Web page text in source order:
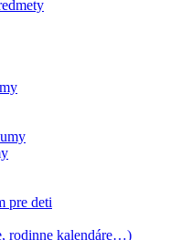
pre deti
rodinne kalendáre…)